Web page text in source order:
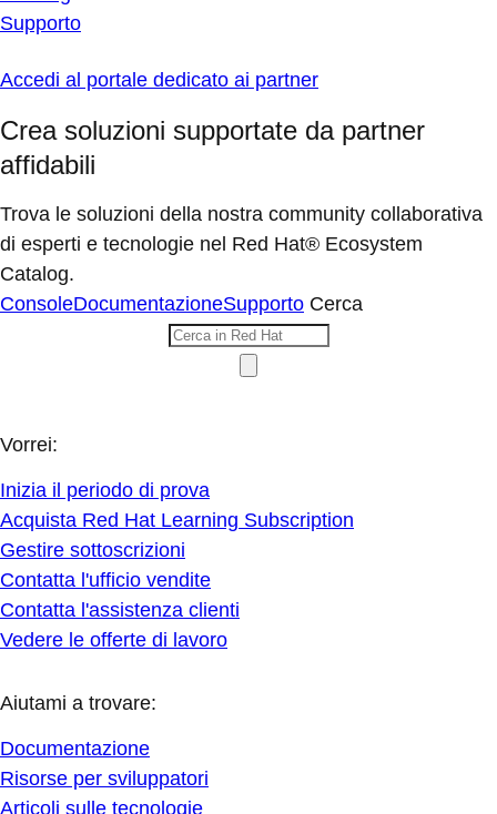
Supporto
Accedi al portale dedicato ai partner
Crea soluzioni supportate da partner
affidabili
Trova le soluzioni della nostra community collaborativa
di esperti e tecnologie nel Red Hat® Ecosystem
Catalog.
ConsoleDocumentazioneSupporto Cerca
Vorrei:
Inizia il periodo di prova
Acquista Red Hat Learning Subscription
Gestire sottoscrizioni
Contatta l'ufficio vendite
Contatta l'assistenza clienti
Vedere le offerte di lavoro
Aiutami a trovare:
Documentazione
Risorse per sviluppatori
Articoli sulle tecnologie